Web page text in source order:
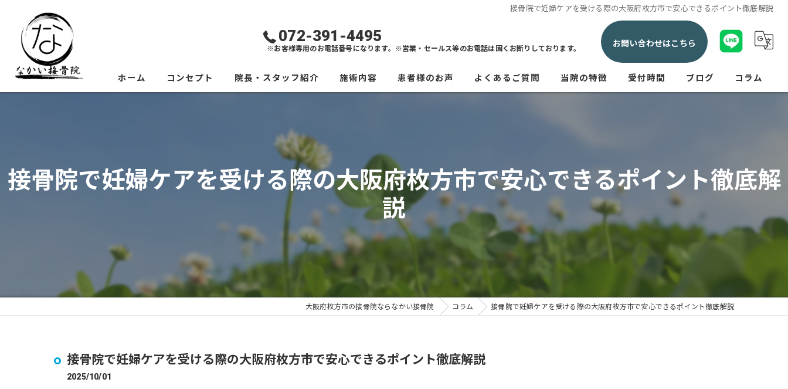
接骨院で妊婦ケアを受ける際の大阪府枚方市で安心できるポイント徹底解説
072-391-4495
※お客様専用のお電話番号になります。※営業・セールス等のお電話は固くお断りしております。
お問い合わせはこちら
ホーム コンセプト 院長・スタッフ紹介 施術内容 患者様のお声 よくあるご質問 当院の特徴
腰痛
神経痛
受付時間 ブログ コラム
接骨院で妊婦ケアを受ける際の大阪府枚方市で安心できるポイント徹底解
説
大阪府枚方市の接骨院ならなかい接骨院 コラム 接骨院で妊婦ケアを受ける際の大阪府枚方市で安心できるポイント徹底解説
接骨院で妊婦ケアを受ける際の大阪府枚方市で安心できるポイント徹底解説
2025/10/01